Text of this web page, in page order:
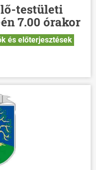
testületi
7.00 órakor
és előterjesztések